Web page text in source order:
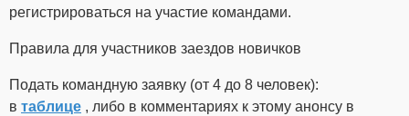
регистрироваться на участие командами.
Правила для участников заездов новичков
Подать командную заявку (от 4 до 8 человек):
в таблице , либо в комментариях к этому анонсу в